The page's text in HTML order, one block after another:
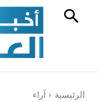
الرئيسية آراء